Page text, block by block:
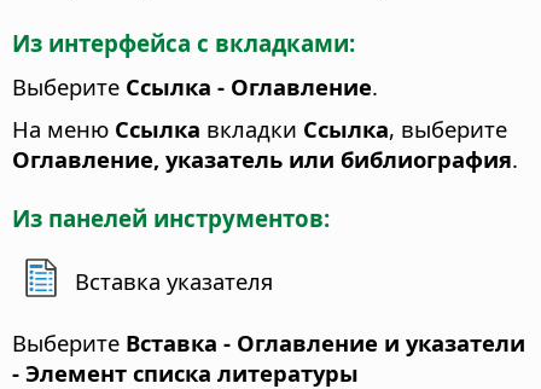
Из интерфейса с вкладками:
Выберите Ссылка - Оглавление.
На меню Ссылка вкладки Ссылка, выберите
Оглавление, указатель или библиография.
Из панелей инструментов:
Вставка указателя
Выберите Вставка - Оглавление и указатели
- Элемент списка литературы